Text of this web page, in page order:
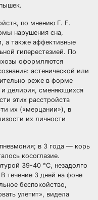
по мнению Г. Е.
нарушения сна,
а также аффективные
гиперестезией. По
оформляются
астенической или
реже в форме
и делирия, сменяющихся
этих расстройств
их («мерцании»), в
их личности
в 3 года — корь
косоглазие.
39-40 °С, незадолго
течение 3 дней на фоне
беспокойство,
улетит», видела